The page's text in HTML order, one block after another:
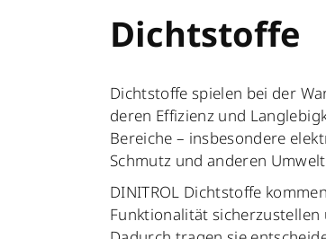
Dichtstoffe
Dichtstoffe spielen bei der
deren Effizienz und
Bereiche – insbesondere
Schmutz und anderen
DINITROL Dichtstoffe
Funktionalität sicherzustellen